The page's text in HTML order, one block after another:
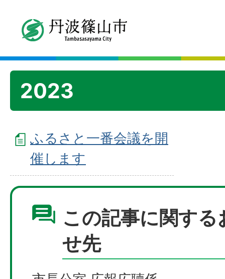
2023
ふるさと一番会議を開
催します
この記事に関する
せ先